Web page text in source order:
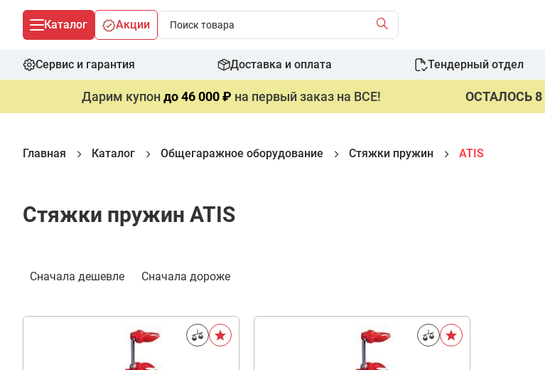
Каталог Акции
Сервис и гарантия Доставка и оплата Тендерный отдел
Дарим купондо 46 000 ₽ на первый заказ на ВСЕ! ОСТАЛОСЬ 8
Главная Каталог Общегаражное оборудование Стяжки пружин ATIS
Стяжки пружин ATIS
Сначала дешевле Сначала дороже
Фильтр